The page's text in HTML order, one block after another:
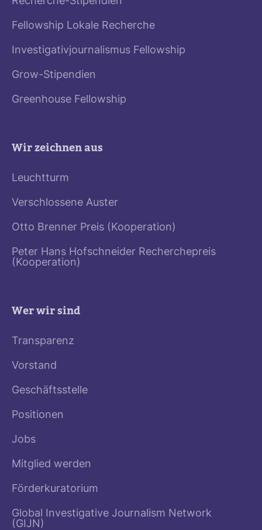
Fellowship Lokale Recherche
Investigativjournalismus Fellowship
Grow-Stipendien
Greenhouse Fellowship
Wir zeichnen aus
Leuchtturm
Verschlossene Auster
Otto Brenner Preis (Kooperation)
Peter Hans Hofschneider Recherchepreis
(Kooperation)
Wer wir sind
Transparenz
Vorstand
Geschäftsstelle
Positionen
Jobs
Mitglied werden
Förderkuratorium
Global Investigative Journalism Network
(GIJN)